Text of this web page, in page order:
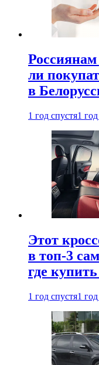
Россиянам
ли
в
1 год спустя1
Этот
в топ-3
где
1 год спустя1